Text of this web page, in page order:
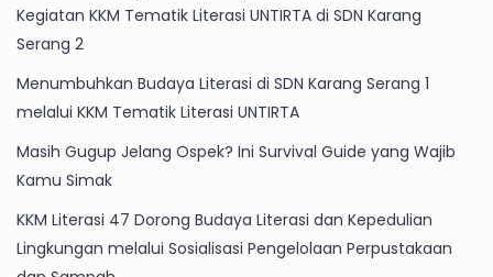
Kegiatan KKM Tematik Literasi UNTIRTA di SDN Karang
Serang 2
Menumbuhkan Budaya Literasi di SDN Karang Serang 1
melalui KKM Tematik Literasi UNTIRTA
Masih Gugup Jelang Ospek? Ini Survival Guide yang Wajib
Kamu Simak
KKM Literasi 47 Dorong Budaya Literasi dan Kepedulian
Lingkungan melalui Sosialisasi Pengelolaan Perpustakaan